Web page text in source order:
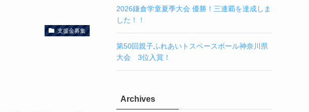
支援金募集
2026鎌倉学童夏季大会 優勝！三連覇を達成しま
した！！
第50回親子ふれあいトスベースボール神奈川県
大会 3位入賞！
Archives